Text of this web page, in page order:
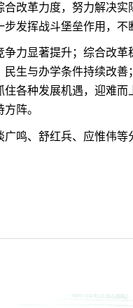
改革力度，努力解决
发挥战斗堡垒作用，不
争力显著提升；综合改革
生与办学条件持续改
各种发展机遇，迎难
阵。
鸣、舒红兵、应惟伟